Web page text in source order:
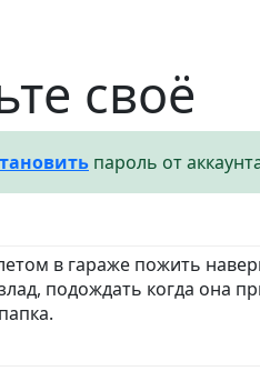
своё
пароль от
в гараже пожить
подождать когда она